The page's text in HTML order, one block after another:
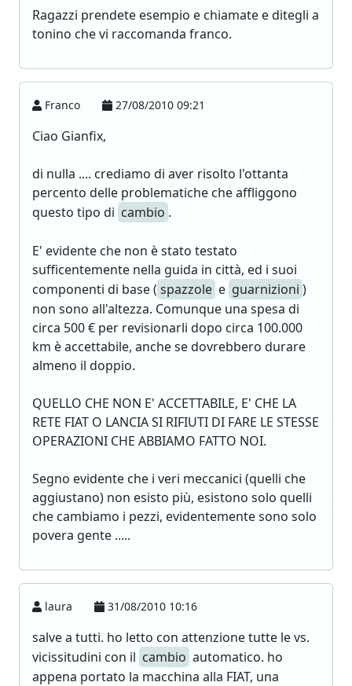
Ragazzi prendete esempio e chiamate e ditegli a
tonino che vi raccomanda franco.
Franco 27/08/2010 09:21
Ciao Gianfix,
di nulla .... crediamo di aver risolto l'ottanta
percento delle problematiche che affliggono
questo tipo di cambio .
E' evidente che non è stato testato
sufficentemente nella guida in città, ed i suoi
componenti di base ( spazzole e guarnizioni )
non sono all'altezza. Comunque una spesa di
circa 500 € per revisionarli dopo circa 100.000
km è accettabile, anche se dovrebbero durare
almeno il doppio.
QUELLO CHE NON E' ACCETTABILE, E' CHE LA
RETE FIAT O LANCIA SI RIFIUTI DI FARE LE STESSE
OPERAZIONI CHE ABBIAMO FATTO NOI.
Segno evidente che i veri meccanici (quelli che
aggiustano) non esisto più, esistono solo quelli
che cambiamo i pezzi, evidentemente sono solo
povera gente .....
laura 31/08/2010 10:16
salve a tutti. ho letto con attenzione tutte le vs.
vicissitudini con il cambio automatico. ho
appena portato la macchina alla FIAT, una